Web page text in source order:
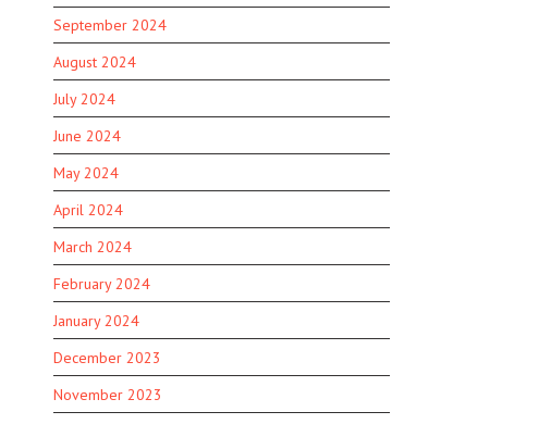
September 2024
August 2024
July 2024
June 2024
May 2024
April 2024
March 2024
February 2024
January 2024
December 2023
November 2023